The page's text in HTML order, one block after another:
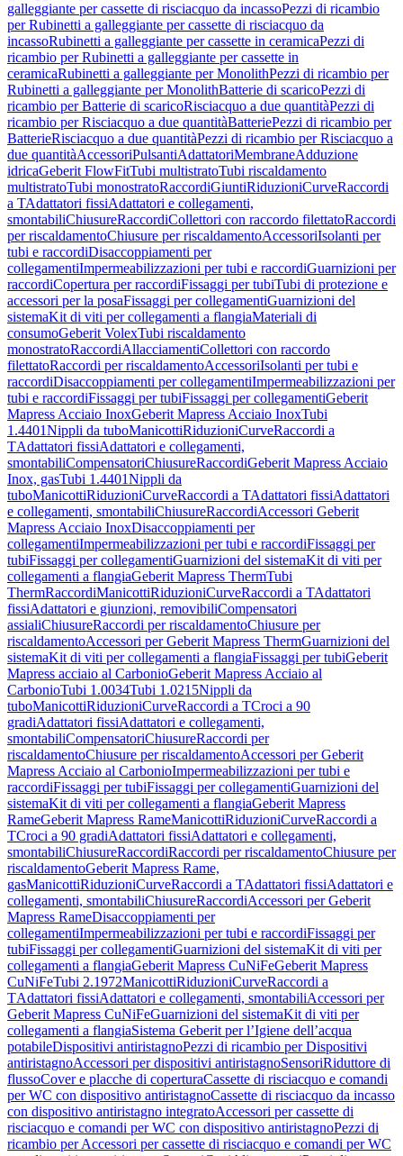
galleggiante per cassette di risciacquo da incassoPezzi di ricambio
per Rubinetti a galleggiante per cassette di risciacquo da
incassoRubinetti a galleggiante per cassette in ceramicaPezzi di
ricambio per Rubinetti a galleggiante per cassette in
ceramicaRubinetti a galleggiante per MonolithPezzi di ricambio per
Rubinetti a galleggiante per MonolithBatterie di scaricoPezzi di
ricambio per Batterie di scaricoRisciacquo a due quantitàPezzi di
ricambio per Risciacquo a due quantitàBatteriePezzi di ricambio per
BatterieRisciacquo a due quantitàPezzi di ricambio per Risciacquo a
due quantitàAccessoriPulsantiAdattatoriMembraneAdduzione
idricaGeberit FlowFitTubi multistratoTubi riscaldamento
multistratoTubi monostratoRaccordiGiuntiRiduzioniCurveRaccordi
a TAdattatori fissiAdattatori e collegamenti,
smontabiliChiusureRaccordiCollettori con raccordo filettatoRaccordi
per riscaldamentoChiusure per riscaldamentoAccessoriIsolanti per
tubi e raccordiDisaccoppiamenti per
collegamentiImpermeabilizzazioni per tubi e raccordiGuarnizioni per
raccordiCopertura per raccordiFissaggi per tubiTubi di protezione e
accessori per la posaFissaggi per collegamentiGuarnizioni del
sistemaKit di viti per collegamenti a flangiaMateriali di
consumoGeberit VolexTubi riscaldamento
monostratoRaccordiAllacciamentiCollettori con raccordo
filettatoRaccordi per riscaldamentoAccessoriIsolanti per tubi e
raccordiDisaccoppiamenti per collegamentiImpermeabilizzazioni per
tubi e raccordiFissaggi per tubiFissaggi per collegamentiGeberit
Mapress Acciaio InoxGeberit Mapress Acciaio InoxTubi
1.4401Nippli da tuboManicottiRiduzioniCurveRaccordi a
TAdattatori fissiAdattatori e collegamenti,
smontabiliCompensatoriChiusureRaccordiGeberit Mapress Acciaio
Inox, gasTubi 1.4401Nippli da
tuboManicottiRiduzioniCurveRaccordi a TAdattatori fissiAdattatori
e collegamenti, smontabiliChiusureRaccordiAccessori Geberit
Mapress Acciaio InoxDisaccoppiamenti per
collegamentiImpermeabilizzazioni per tubi e raccordiFissaggi per
tubiFissaggi per collegamentiGuarnizioni del sistemaKit di viti per
collegamenti a flangiaGeberit Mapress ThermTubi
ThermRaccordiManicottiRiduzioniCurveRaccordi a TAdattatori
fissiAdattatori e giunzioni, removibiliCompensatori
assialiChiusureRaccordi per riscaldamentoChiusure per
riscaldamentoAccessori per Geberit Mapress ThermGuarnizioni del
sistemaKit di viti per collegamenti a flangiaFissaggi per tubiGeberit
Mapress acciaio al CarbonioGeberit Mapress Acciaio al
CarbonioTubi 1.0034Tubi 1.0215Nippli da
tuboManicottiRiduzioniCurveRaccordi a TCroci a 90
gradiAdattatori fissiAdattatori e collegamenti,
smontabiliCompensatoriChiusureRaccordi per
riscaldamentoChiusure per riscaldamentoAccessori per Geberit
Mapress Acciaio al CarbonioImpermeabilizzazioni per tubi e
raccordiFissaggi per tubiFissaggi per collegamentiGuarnizioni del
sistemaKit di viti per collegamenti a flangiaGeberit Mapress
RameGeberit Mapress RameManicottiRiduzioniCurveRaccordi a
TCroci a 90 gradiAdattatori fissiAdattatori e collegamenti,
smontabiliChiusureRaccordiRaccordi per riscaldamentoChiusure per
riscaldamentoGeberit Mapress Rame,
gasManicottiRiduzioniCurveRaccordi a TAdattatori fissiAdattatori e
collegamenti, smontabiliChiusureRaccordiAccessori per Geberit
Mapress RameDisaccoppiamenti per
collegamentiImpermeabilizzazioni per tubi e raccordiFissaggi per
tubiFissaggi per collegamentiGuarnizioni del sistemaKit di viti per
collegamenti a flangiaGeberit Mapress CuNiFeGeberit Mapress
CuNiFeTubi 2.1972ManicottiRiduzioniCurveRaccordi a
TAdattatori fissiAdattatori e collegamenti, smontabiliAccessori per
Geberit Mapress CuNiFeGuarnizioni del sistemaKit di viti per
collegamenti a flangiaSistema Geberit per l’Igiene dell’acqua
potabileDispositivi antiristagnoPezzi di ricambio per Dispositivi
antiristagnoAccessori per dispositivi antiristagnoSensoriRiduttore di
flussoCover e placche di coperturaCassette di risciacquo e comandi
per WC con dispositivo antiristagnoCassette di risciacquo da incasso
con dispositivo antiristagno integratoAccessori per cassette di
risciacquo e comandi per WC con dispositivo antiristagnoPezzi di
ricambio per Accessori per cassette di risciacquo e comandi per WC